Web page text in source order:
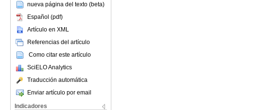
nueva página del texto (beta)
Español (pdf)
Artículo en XML
Referencias del artículo
Como citar este artículo
SciELO Analytics
Traducción automática
Enviar artículo por email
Indicadores